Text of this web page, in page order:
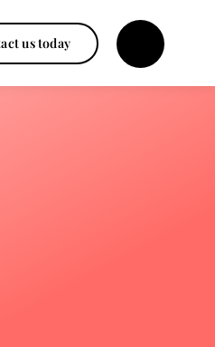
us today